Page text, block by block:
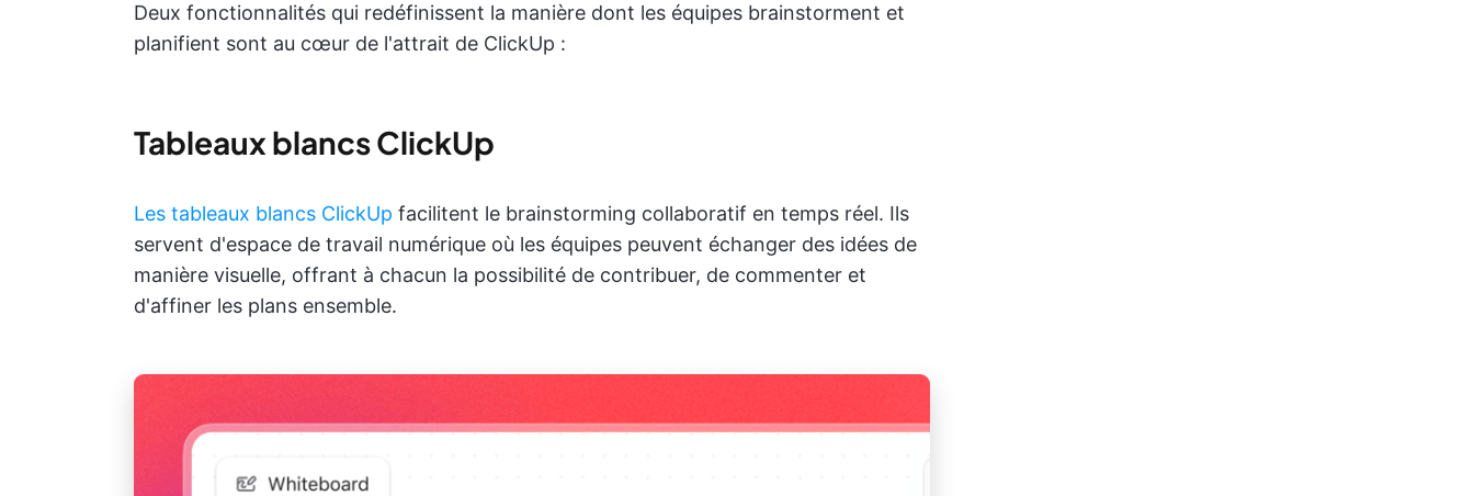
Deux fonctionnalités qui redéfinissent la manière dont les équipes brainstorment et
planifient sont au cœur de l'attrait de ClickUp :
Tableaux blancs ClickUp
Les tableaux blancs ClickUp facilitent le brainstorming collaboratif en temps réel. Ils
servent d'espace de travail numérique où les équipes peuvent échanger des idées de
manière visuelle, offrant à chacun la possibilité de contribuer, de commenter et
d'affiner les plans ensemble.